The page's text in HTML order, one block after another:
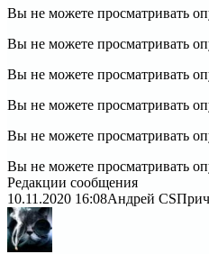
Вы не можете просматривать
Вы не можете просматривать
Вы не можете просматривать
Вы не можете просматривать
Вы не можете просматривать
Вы не можете просматривать
Редакции сообщения
10.11.2020 16:08Андрей CS